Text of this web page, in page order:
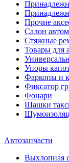
Прочие
Салон
Стяжные
Товары для
Упоры
Фаркопы и
Фиксатор
Фонари
Шашки
Автозапчасти
Выхлопная